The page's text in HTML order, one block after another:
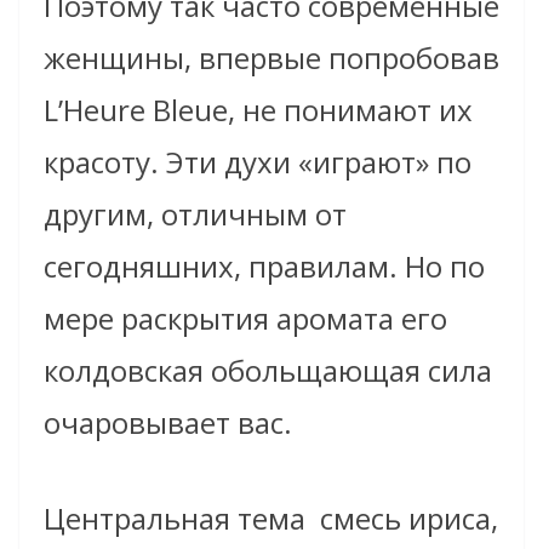
женщины, впервые попробовав
L’Heure Bleue, не понимают их
красоту. Эти духи «играют» по
другим, отличным от
сегодняшних, правилам. Но по
мере раскрытия аромата его
колдовская обольщающая сила
очаровывает вас.
Центральная тема ­ смесь ириса,